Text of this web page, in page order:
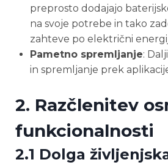
preprosto dodajajo
na svoje potrebe in tako
zahteve po električni
Pametno spremljanje:
in spremljanje prek
2. Razčlenitev
funkcionalnosti
2.1 Dolga